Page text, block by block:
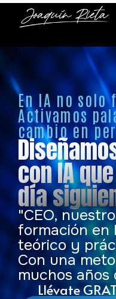
En IA no solo
Activamos
cambio en
con IA
día
"CEO,
formación en
teórico y
Con una
muchos
Llévate